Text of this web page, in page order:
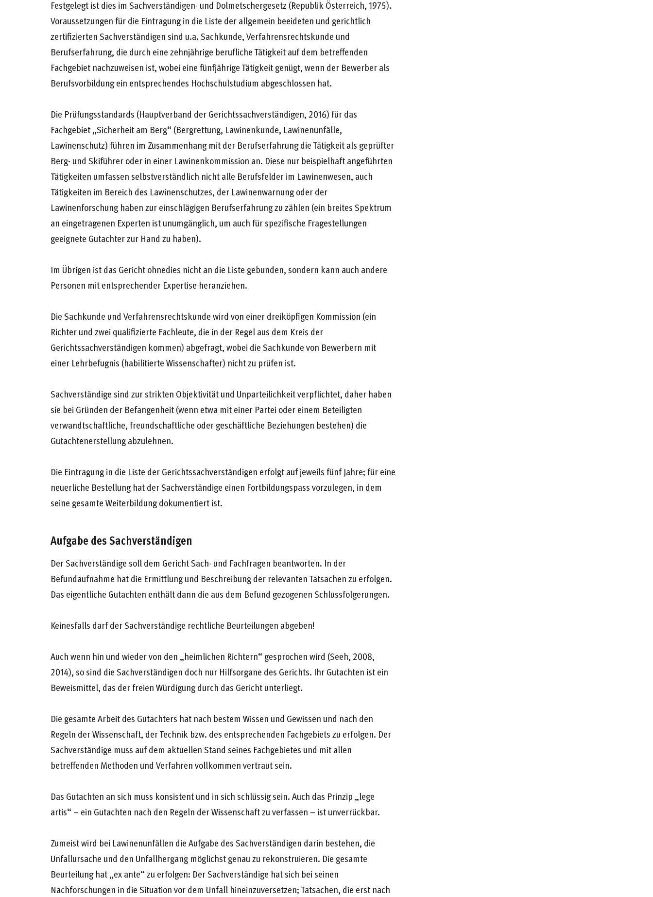
Festgelegt ist dies im Sachverständigen- und Dolmetschergesetz (Republik Österreich, 1975).
Voraussetzungen für die Eintragung in die Liste der allgemein beeideten und gerichtlich
zertifizierten Sachverständigen sind u.a. Sachkunde, Verfahrensrechtskunde und
Berufserfahrung, die durch eine zehnjährige berufliche Tätigkeit auf dem betreffenden
Fachgebiet nachzuweisen ist, wobei eine fünfjährige Tätigkeit genügt, wenn der Bewerber als
Berufsvorbildung ein entsprechendes Hochschulstudium abgeschlossen hat.
Die Prüfungsstandards (Hauptverband der Gerichtssachverständigen, 2016) für das
Fachgebiet „Sicherheit am Berg“ (Bergrettung, Lawinenkunde, Lawinenunfälle,
Lawinenschutz) führen im Zusammenhang mit der Berufserfahrung die Tätigkeit als geprüfter
Berg- und Skiführer oder in einer Lawinenkommission an. Diese nur beispielhaft angeführten
Tätigkeiten umfassen selbstverständlich nicht alle Berufsfelder im Lawinenwesen, auch
Tätigkeiten im Bereich des Lawinenschutzes, der Lawinenwarnung oder der
Lawinenforschung haben zur einschlägigen Berufserfahrung zu zählen (ein breites Spektrum
an eingetragenen Experten ist unumgänglich, um auch für spezifische Fragestellungen
geeignete Gutachter zur Hand zu haben).
Im Übrigen ist das Gericht ohnedies nicht an die Liste gebunden, sondern kann auch andere
Personen mit entsprechender Expertise heranziehen.
Die Sachkunde und Verfahrensrechtskunde wird von einer dreiköpfigen Kommission (ein
Richter und zwei qualifizierte Fachleute, die in der Regel aus dem Kreis der
Gerichtssachverständigen kommen) abgefragt, wobei die Sachkunde von Bewerbern mit
einer Lehrbefugnis (habilitierte Wissenschafter) nicht zu prüfen ist.
Sachverständige sind zur strikten Objektivität und Unparteilichkeit verpflichtet, daher haben
sie bei Gründen der Befangenheit (wenn etwa mit einer Partei oder einem Beteiligten
verwandtschaftliche, freundschaftliche oder geschäftliche Beziehungen bestehen) die
Gutachtenerstellung abzulehnen.
Die Eintragung in die Liste der Gerichtssachverständigen erfolgt auf jeweils fünf Jahre; für eine
neuerliche Bestellung hat der Sachverständige einen Fortbildungspass vorzulegen, in dem
seine gesamte Weiterbildung dokumentiert ist.
Aufgabe des Sachverständigen
Der Sachverständige soll dem Gericht Sach- und Fachfragen beantworten. In der
Befundaufnahme hat die Ermittlung und Beschreibung der relevanten Tatsachen zu erfolgen.
Das eigentliche Gutachten enthält dann die aus dem Befund gezogenen Schlussfolgerungen.
Keinesfalls darf der Sachverständige rechtliche Beurteilungen abgeben!
Auch wenn hin und wieder von den „heimlichen Richtern“ gesprochen wird (Seeh, 2008,
2014), so sind die Sachverständigen doch nur Hilfsorgane des Gerichts. Ihr Gutachten ist ein
Beweismittel, das der freien Würdigung durch das Gericht unterliegt.
Die gesamte Arbeit des Gutachters hat nach bestem Wissen und Gewissen und nach den
Regeln der Wissenschaft, der Technik bzw. des entsprechenden Fachgebiets zu erfolgen. Der
Sachverständige muss auf dem aktuellen Stand seines Fachgebietes und mit allen
betreffenden Methoden und Verfahren vollkommen vertraut sein.
Das Gutachten an sich muss konsistent und in sich schlüssig sein. Auch das Prinzip „lege
artis“ – ein Gutachten nach den Regeln der Wissenschaft zu verfassen – ist unverrückbar.
Zumeist wird bei Lawinenunfällen die Aufgabe des Sachverständigen darin bestehen, die
Unfallursache und den Unfallhergang möglichst genau zu rekonstruieren. Die gesamte
Beurteilung hat „ex ante“ zu erfolgen: Der Sachverständige hat sich bei seinen
Nachforschungen in die Situation vor dem Unfall hineinzuversetzen; Tatsachen, die erst nach